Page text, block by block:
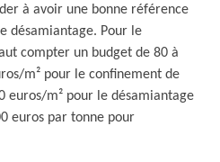
à avoir une bonne référence
désamiantage. Pour le
compter un budget de 80 à
m² pour le confinement de
euros/m² pour le désamiantage
euros par tonne pour